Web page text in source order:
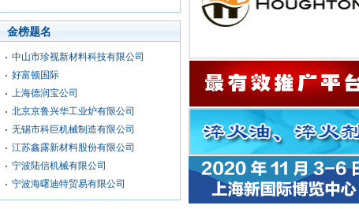
中国热处理行业
中国热处理行业
协会专家工作委
员会委员 阎
委员
中国热处理行业
协会专家工作委
员会委员 徐
委员
金榜题名
中山市珍视新材料科技有限公司
好富顿国际
上海德润宝公司
北京京鲁兴华工业炉有限公司
无锡市科巨机械制造有限公司
江苏鑫露新材料股份有限公司
宁波陆信机械有限公司
宁波海曙迪特贸易有限公司